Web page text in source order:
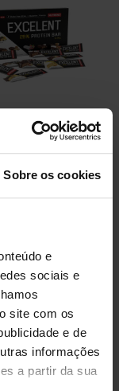
Sobre os cookies
e
sociais e
site com os
e de
informações
a partir da sua
Bar Mix BOX 9